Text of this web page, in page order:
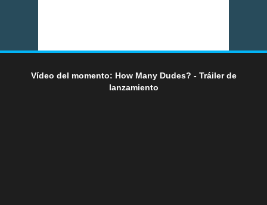
Vídeo del momento: How Many Dudes? - Tráiler de
lanzamiento